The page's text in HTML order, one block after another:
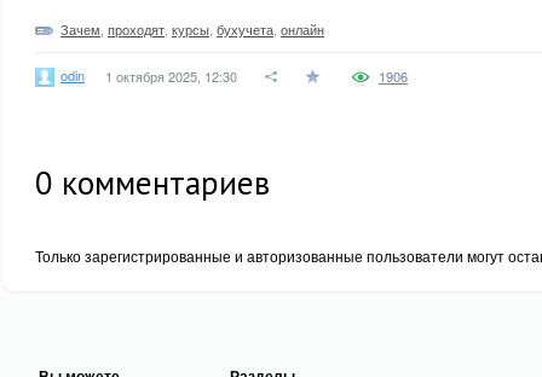
Зачем проходят курсы бухучета онлайн
odin 1 октября 2025, 12:30 1906
0 комментариев
Только зарегистрированные и авторизованные пользователи могут